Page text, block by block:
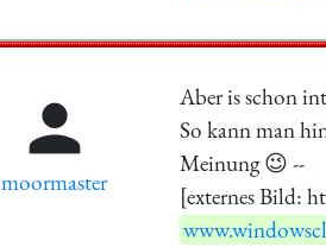

moormaster
Aber is schon
So kann man
Meinung 😉 --
[externes Bild: